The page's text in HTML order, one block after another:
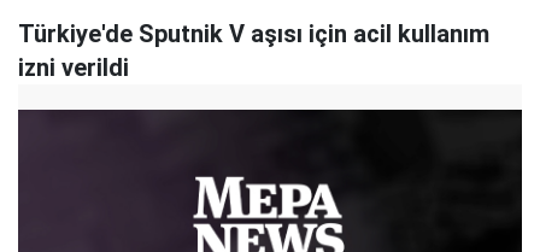
Türkiye'de Sputnik V aşısı için acil kullanım
izni verildi